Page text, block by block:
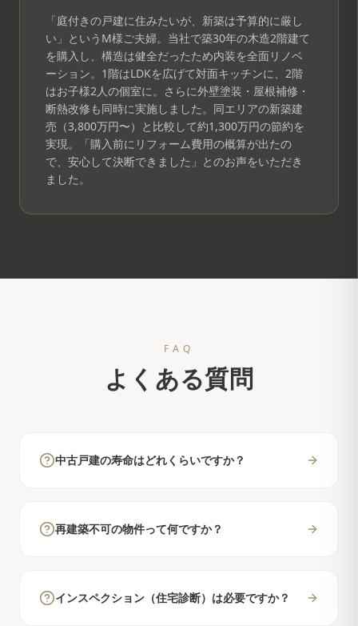
「庭付きの戸建に住みたいが、新築は予算的に厳し
い」というM様ご夫婦。当社で築30年の木造2階建て
を購入し、構造は健全だったため内装を全面リノベ
ーション。1階はLDKを広げて対面キッチンに、2階
はお子様2人の個室に。さらに外壁塗装・屋根補修・
断熱改修も同時に実施しました。同エリアの新築建
売（3,800万円〜）と比較して約1,300万円の節約を
実現。「購入前にリフォーム費用の概算が出たの
で、安心して決断できました」とのお声をいただき
ました。
FAQ
よくある質問
中古戸建の寿命はどれくらいですか？
再建築不可の物件って何ですか？
インスペクション（住宅診断）は必要ですか？